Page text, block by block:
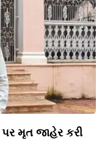
મૃત જાહેર કરી